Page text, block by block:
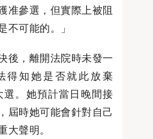
准參選，但實際上被阻
不可能的。」
後，離開法院時未發一
得知她是否就此放棄
。她預計當日晚間接
屆時她可能會針對自己
大聲明。